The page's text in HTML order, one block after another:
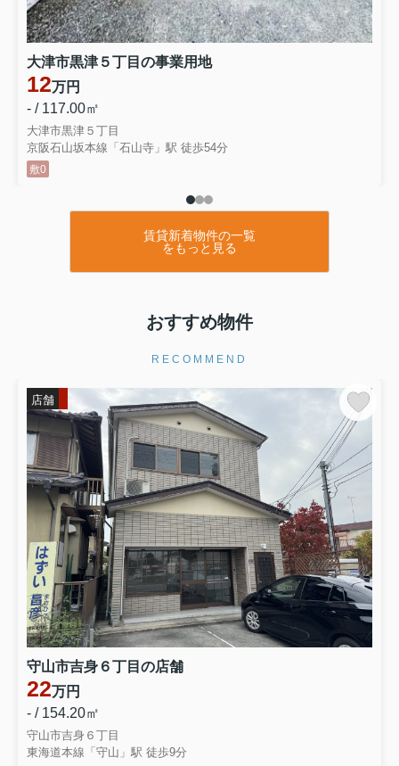
大津市黒津５丁目の事業用地
12万円
- / 117.00㎡
大津市黒津５丁目
京阪石山坂本線「石山寺」駅 徒歩54分
敷0
賃貸新着物件の一覧
をもっと見る
おすすめ物件
RECOMMEND
店舗
守山市吉身６丁目の店舗
22万円
- / 154.20㎡
守山市吉身６丁目
東海道本線「守山」駅 徒歩9分